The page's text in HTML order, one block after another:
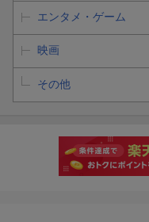
エンタメ・ゲーム
映画
その他